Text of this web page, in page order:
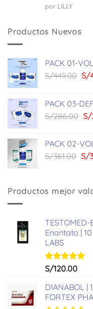
Valorado
con
por LILLY
Productos Nuevos
PACK 01-
S/449.00 El
S/
S/
PACK 03-
S/286.00 El
S/
S/
PACK 02-
S/361.00 El
era:
S/
S/
Productos mejor
Enantato |
LABS
Valorado
con
de 5
S/120.00
DIANABOL |
FORTEX